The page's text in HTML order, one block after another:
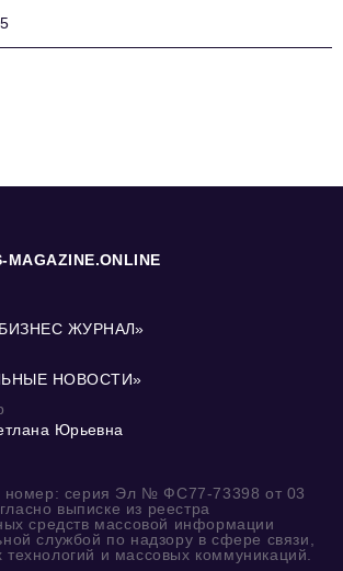
MAGAZINE.ONLINE
ЖУРНАЛ»
НОВОСТИ»
Юрьевна
номер: серия Эл № ФС77-73398 от 03
выписке из реестра
средств массовой информации
службой по надзору в сфере связи,
и массовых коммуникаций.